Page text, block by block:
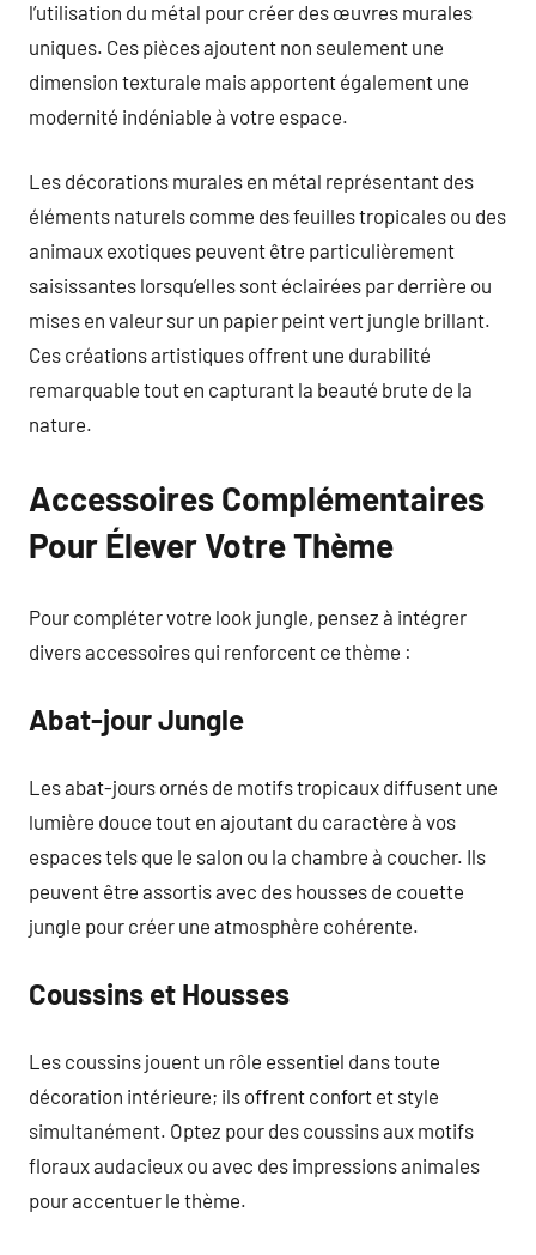
l’utilisation du métal pour créer des œuvres murales
uniques. Ces pièces ajoutent non seulement une
dimension texturale mais apportent également une
modernité indéniable à votre espace.
Les décorations murales en métal représentant des
éléments naturels comme des feuilles tropicales ou des
animaux exotiques peuvent être particulièrement
saisissantes lorsqu’elles sont éclairées par derrière ou
mises en valeur sur un papier peint vert jungle brillant.
Ces créations artistiques offrent une durabilité
remarquable tout en capturant la beauté brute de la
nature.
Accessoires Complémentaires
Pour Élever Votre Thème
Pour compléter votre look jungle, pensez à intégrer
divers accessoires qui renforcent ce thème :
Abat-jour Jungle
Les abat-jours ornés de motifs tropicaux diffusent une
lumière douce tout en ajoutant du caractère à vos
espaces tels que le salon ou la chambre à coucher. Ils
peuvent être assortis avec des housses de couette
jungle pour créer une atmosphère cohérente.
Coussins et Housses
Les coussins jouent un rôle essentiel dans toute
décoration intérieure; ils offrent confort et style
simultanément. Optez pour des coussins aux motifs
floraux audacieux ou avec des impressions animales
pour accentuer le thème.